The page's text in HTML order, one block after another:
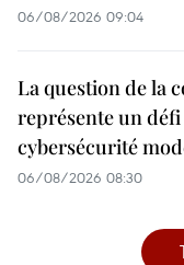
06/08/2026 09:04
La question de la
représente un
cybersécurité
06/08/2026 08:30